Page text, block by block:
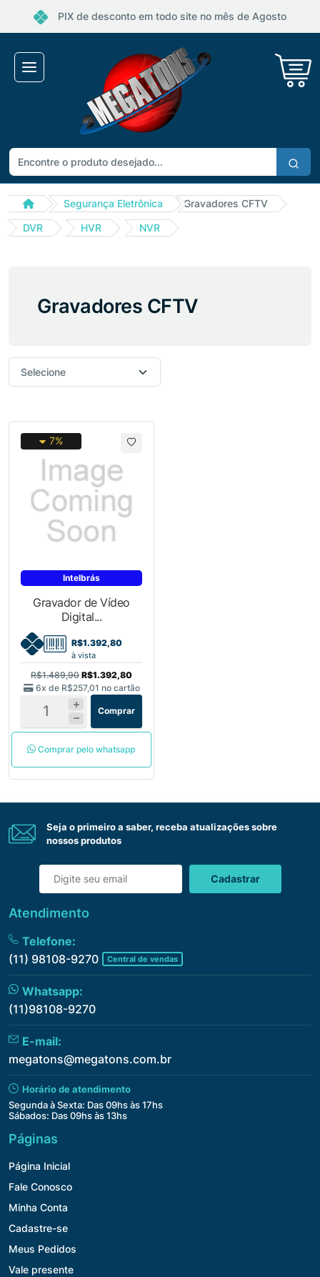
PIX de desconto em todo site no mês de Agosto
Segurança Eletrônica
Gravadores CFTV
DVR
HVR NVR
Gravadores CFTV
Intelbrás
7%
Gravador de Vídeo
Digital...
R$1.392,80
à vista
R$1.489,90 R$1.392,80
6x de R$257,01 no cartão
Comprar
Comprar pelo whatsapp
Seja o primeiro a saber, receba atualizações sobre
nossos produtos
Cadastrar
Atendimento
Telefone:
(11) 98108-9270
Central de vendas
Whatsapp:
(11)98108-9270
E-mail:
megatons@megatons.com.br
Horário de atendimento
Segunda à Sexta: Das 09hs às 17hs
Sábados: Das 09hs às 13hs
Páginas
Página Inicial
Fale Conosco
Minha Conta
Cadastre-se
Meus Pedidos
Vale presente